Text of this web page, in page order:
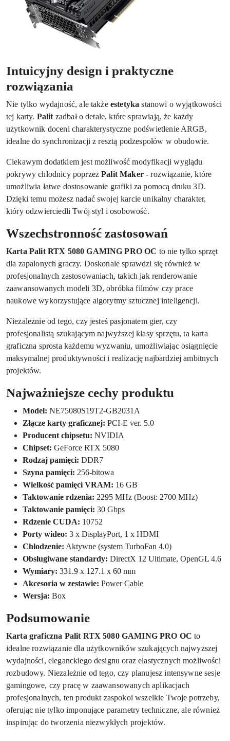
Intuicyjny design i praktyczne
rozwiązania
Nie tylko wydajność, ale także estetyka stanowi o wyjątkowości
tej karty. Palit zadbał o detale, które sprawiają, że każdy
użytkownik doceni charakterystyczne podświetlenie ARGB,
idealne do synchronizacji z resztą podzespołów w obudowie.
Ciekawym dodatkiem jest możliwość modyfikacji wyglądu
pokrywy chłodnicy poprzezPalit Maker- rozwiązanie, które
umożliwia łatwe dostosowanie grafiki za pomocą druku 3D.
Dzięki temu możesz nadać swojej karcie unikalny charakter,
który odzwierciedli Twój styl i osobowość.
Wszechstronność zastosowań
Karta Palit RTX 5080 GAMING PRO OC to nie tylko sprzęt
dla zapalonych graczy. Doskonale sprawdzi się również w
profesjonalnych zastosowaniach, takich jak renderowanie
zaawansowanych modeli 3D, obróbka filmów czy prace
naukowe wykorzystujące algorytmy sztucznej inteligencji.
Niezależnie od tego, czy jesteś pasjonatem gier, czy
profesjonalistą szukającym najwyższej klasy sprzętu, ta karta
graficzna sprosta każdemu wyzwaniu, umożliwiając osiągnięcie
maksymalnej produktywności i realizację najbardziej ambitnych
projektów.
Najważniejsze cechy produktu
Model: NE75080S19T2-GB2031A
Złącze karty graficznej: PCI-E ver. 5.0
Producent chipsetu: NVIDIA
Chipset: GeForce RTX 5080
Rodzaj pamięci: DDR7
Szyna pamięci: 256-bitowa
Wielkość pamięci VRAM: 16 GB
Taktowanie rdzenia: 2295 MHz (Boost: 2700 MHz)
Taktowanie pamięci: 30 Gbps
Rdzenie CUDA: 10752
Porty wideo: 3 x DisplayPort, 1 x HDMI
Chłodzenie: Aktywne (system TurboFan 4.0)
Obsługiwane standardy: DirectX 12 Ultimate, OpenGL 4.6
Wymiary: 331.9 x 127.1 x 60 mm
Akcesoria w zestawie: Power Cable
Wersja: Box
Podsumowanie
Karta graficzna Palit RTX 5080 GAMING PRO OC to
idealne rozwiązanie dla użytkowników szukających najwyższej
wydajności, eleganckiego designu oraz elastycznych możliwości
rozbudowy. Niezależnie od tego, czy planujesz intensywne sesje
gamingowe, czy pracę w zaawansowanych aplikacjach
profesjonalnych, ten produkt zaspokoi wszelkie Twoje potrzeby,
oferując nie tylko imponujące parametry techniczne, ale również
inspirując do tworzenia niezwykłych projektów.